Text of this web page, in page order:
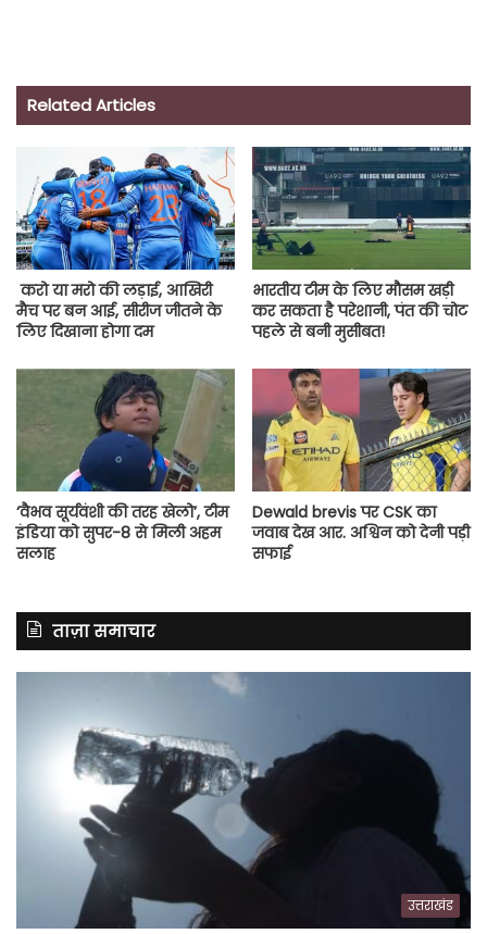
Related Articles
करो या मरो की लड़ाई, आखिरी
मैच पर बन आई, सीरीज जीतने के
लिए दिखाना होगा दम
भारतीय टीम के लिए मौसम खड़ी
कर सकता है परेशानी, पंत की चोट
पहले से बनी मुसीबत!
‘वैभव सूर्यवंशी की तरह खेलो’, टीम
इंडिया को सुपर-8 से मिली अहम
सलाह
Dewald brevis पर CSK का
जवाब देख आर. अश्विन को देनी पड़ी
सफाई
ताज़ा समाचार
उत्तराखंड